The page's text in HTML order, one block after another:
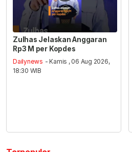
Zulhas Jelaskan Anggaran
Rp3 M per Kopdes
Dailynews - Kamis , 06 Aug 2026,
18:30 WIB